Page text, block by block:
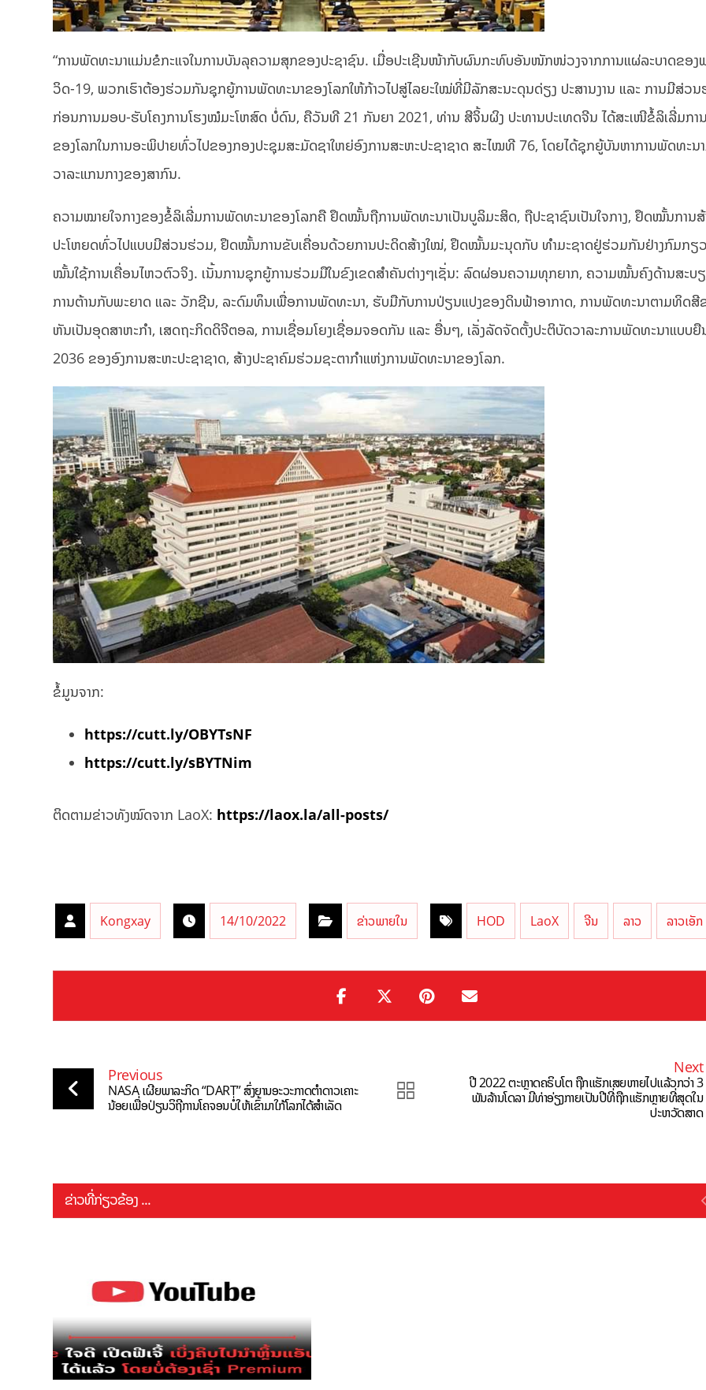
“ການພັດທະນາແມ່ນຂໍກະແຈໃນການບັນລຸຄວາມສຸກຂອງປະຊາຊົນ. ເມື່ອປະເຊີນໜ້າກັບຜົນກະທົບອັນໜັກໜ່ວງຈາກການແຜ່ລະບາດຂອງ
ວິດ-19, ພວກເຮົາຕ້ອງຮ່ວມກັນຊຸກຍູ້ການພັດທະນາຂອງໂລກໃຫ້ກ້າວໄປສູ່ໄລຍະໃໝ່ທີ່ມີລັກສະນະດຸນດ່ຽງ ປະສານງານ ແລະ ການມີສ່ວນ
ກ່ອນການມອບ-ຮັບໂຄງການໂຮງໝໍມະໂຫສົດ ບໍ່ດົນ, ຄືວັນທີ 21 ກັນຍາ 2021, ທ່ານ ສີຈິ້ນຜິງ ປະທານປະເທດຈີນ ໄດ້ສະເໜີຂໍ້ລິເລີ່ມກາ
ຂອງໂລກໃນການອະພິປາຍທົ່ວໄປຂອງກອງປະຊຸມສະມັດຊາໃຫຍ່ອົງການສະຫະປະຊາຊາດ ສະໄໝທີ 76, ໂດຍໄດ້ຊຸກຍູ້ບັນຫາການພັດທະນ
ວາລະແກນກາງຂອງສາກົນ.
ຄວາມໝາຍໃຈກາງຂອງຂໍ້ລິເລີ່ມການພັດທະນາຂອງໂລກຄື ຢຶດໝັ້ນຖືການພັດທະນາເປັນບູລິມະສິດ, ຖືປະຊາຊົນເປັນໃຈກາງ, ຢຶດໝັ້ນການສ້
ປະໂຫຍດທົ່ວໄປແບບມີສ່ວນຮ່ວມ, ຢຶດໝັ້ນການຂັບເຄື່ອນດ້ວຍການປະດິດສ້າງໃໝ່, ຢຶດໝັ້ນມະນຸດກັບ ທຳມະຊາດຢູ່ຮ່ວມກັນຢ່າງກົມກຽ
ໝັ້ນໃຊ້ການເຄື່ອນໄຫວຕົວຈິງ. ເນັ້ນການຊຸກຍູ້ການຮ່ວມມືໃນຂົງເຂດສຳຄັນຕ່າງໆເຊັ່ນ: ລົດຜ່ອນຄວາມທຸກຍາກ, ຄວາມໝັ້ນຄົງດ້ານສະບຽ
ການຕ້ານກັບພະຍາດ ແລະ ວັກຊີນ, ລະດົມທຶນເພື່ອການພັດທະນາ, ຮັບມືກັບການປ່ຽນແປງຂອງດິນຟ້າອາກາດ, ການພັດທະນາຕາມທິດສີ
ຫັນເປັນອຸດສາຫະກຳ, ເສດຖະກິດດິຈີຕອລ, ການເຊື່ອມໂຍງເຊື່ອມຈອດກັນ ແລະ ອື່ນໆ, ເລັ່ງລັດຈັດຕັ້ງປະຕິບັດວາລະການພັດທະນາແບບ
2036 ຂອງອົງການສະຫະປະຊາຊາດ, ສ້າງປະຊາຄົມຮ່ວມຊະຕາກຳແຫ່ງການພັດທະນາຂອງໂລກ.
ຂໍ້ມູນຈາກ:
https://cutt.ly/OBYTsNF
https://cutt.ly/sBYTNim
ຕິດຕາມຂ່າວທັງໝົດຈາກ LaoX: https://laox.la/all-posts/
Kongxay 14/10/2022 ຂ່າວພາຍໃນ HOD LaoX ຈີນ ລາວ ລາວເອັກ
Previous
NASA ເຜີຍພາລະກິດ “DART” ສົ່ງຍານອະວະກາດຕໍາດາວເຄາະ
ນ້ອຍເພື່ອປ່ຽນວິຖີການໂຄຈອນບໍ່ໃຫ້ເຂົ້າມາໃກ້ໂລກໄດ້ສຳເລັດ
Next
ປີ 2022 ຕະຫຼາດຄຣິບໂຕ ຖືກແຮັກເສຍຫາຍໄປແລ້ວກວ່າ 3
ພັນລ້ານໂດລາ ມີທ່າອ່ຽງກາຍເປັນປີທີ່ຖືກແຮັກຫຼາຍທີ່ສຸດໃນ
ປະຫວັດສາດ
ຂ່າວທີ່ກ່ຽວຂ້ອງ ...